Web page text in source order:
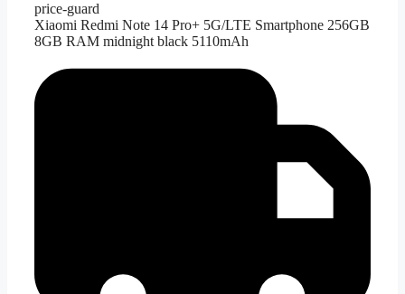
price-guard
Xiaomi Redmi Note 14 Pro+ 5G/LTE Smartphone 256GB
8GB RAM midnight black 5110mAh